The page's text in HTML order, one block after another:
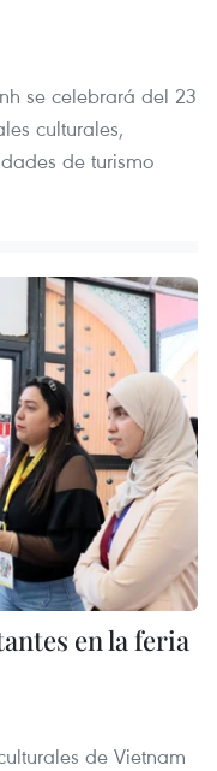
se celebrará del 23
culturales,
de turismo
en la feria
de Vietnam